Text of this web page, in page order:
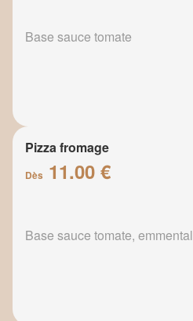
Base sauce tomate
Pizza fromage
Dès 11.00 €
Base sauce tomate, emmental